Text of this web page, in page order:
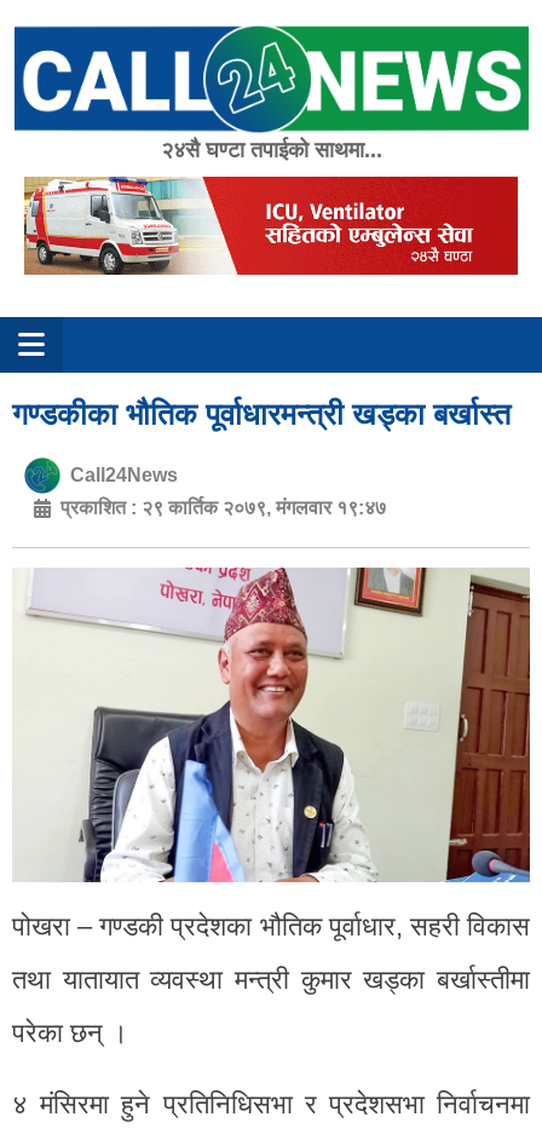
content
२४सै घण्टा तपाईको साथमा...
गण्डकीका भौतिक पूर्वाधारमन्त्री खड्का बर्खास्त
Call24News
प्रकाशित : २९ कार्तिक २०७९, मंगलवार १९:४७
पोखरा – गण्डकी प्रदेशका भौतिक पूर्वाधार, सहरी विकास
तथा यातायात व्यवस्था मन्त्री कुमार खड्का बर्खास्तीमा
परेका छन् ।
४ मंसिरमा हुने प्रतिनिधिसभा र प्रदेशसभा निर्वाचनमा